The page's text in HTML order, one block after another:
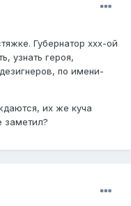
Губернатор ххх-ой
узнать героя,
по имени-
их же куча
заметил?